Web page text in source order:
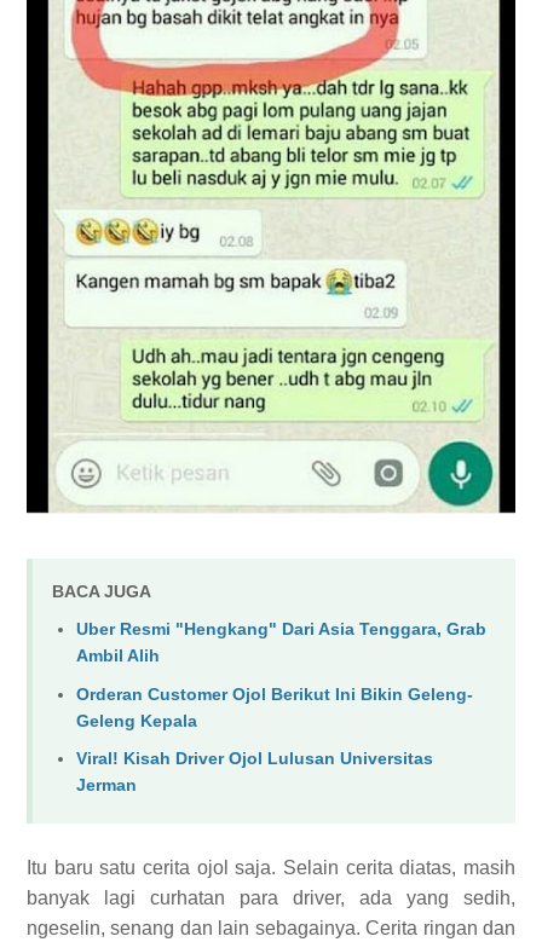
BACA JUGA
Uber Resmi "Hengkang" Dari Asia Tenggara, Grab
Ambil Alih
Orderan Customer Ojol Berikut Ini Bikin Geleng-
Geleng Kepala
Viral! Kisah Driver Ojol Lulusan Universitas
Jerman
Itu baru satu cerita ojol saja. Selain cerita diatas, masih
banyak lagi curhatan para driver, ada yang sedih,
ngeselin, senang dan lain sebagainya. Cerita ringan dan